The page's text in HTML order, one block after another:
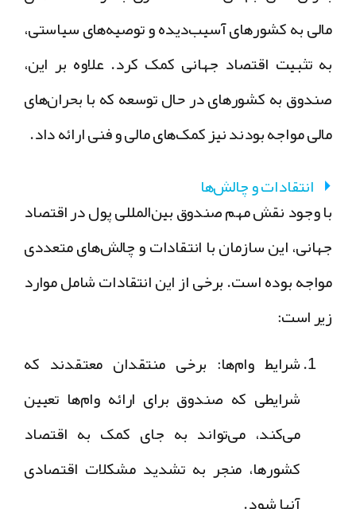
مالی به کشورهای آسیب‌دیده و توصیه‌های سیاستی،
به تثبیت اقتصاد جهانی کمک کرد. علاوه بر این،
صندوق به کشورهای در حال توسعه که با بحران‌های
مالی مواجه بودند نیز کمک‌های مالی و فنی ارائه داد.
انتقادات و چالش‌ها
با وجود نقش مهم صندوق بین‌المللی پول در اقتصاد
جهانی، این سازمان با انتقادات و چالش‌های متعددی
مواجه بوده است. برخی از این انتقادات شامل موارد
زیر است:
شرایط وام‌ها:برخی منتقدان معتقدند که
شرایطی که صندوق برای ارائه وام‌ها تعیین
می‌کند، می‌تواند به جای کمک به اقتصاد
کشورها، منجر به تشدید مشکلات اقتصادی